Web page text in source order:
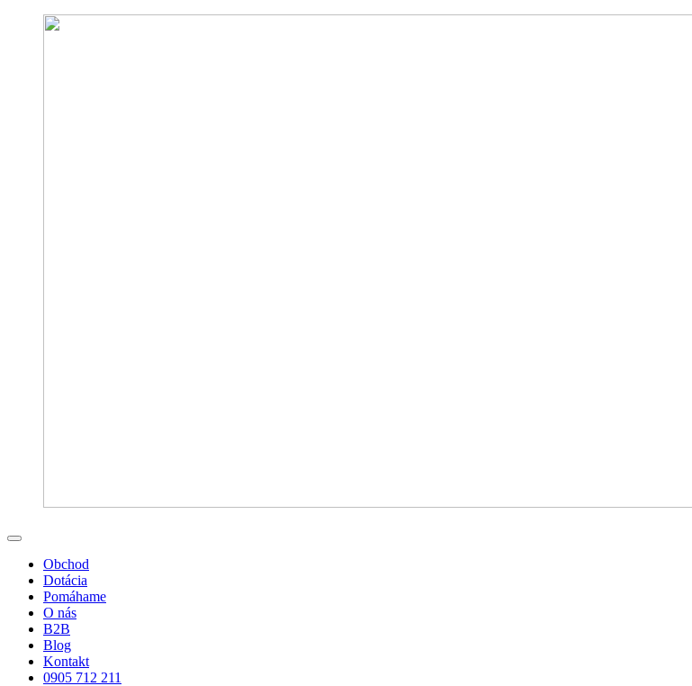
Obchod
Dotácia
Pomáhame
O nás
B2B
Blog
Kontakt
0905 712 211